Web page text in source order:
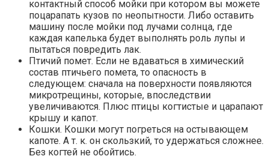
контактный способ мойки при котором вы можете
поцарапать кузов по неопытности. Либо оставить
машину после мойки под лучами солнца, где
каждая капелька будет выполнять роль лупы и
пытаться повредить лак.
Птичий помет. Если не вдаваться в химический
состав птичьего помета, то опасность в
следующем: сначала на поверхности появляются
микротрещины, которые, впоследствии
увеличиваются. Плюс птицы когтистые и царапают
крышу и капот.
Кошки. Кошки могут погреться на остывающем
капоте. А т. к. он скользкий, то удержаться сложнее.
Без когтей не обойтись.